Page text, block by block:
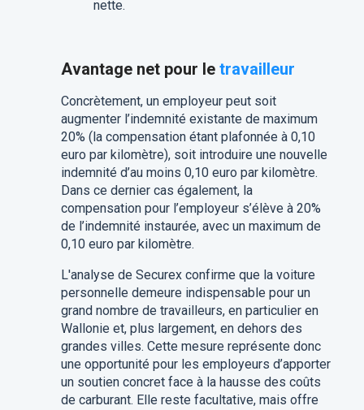
nette.
Avantage net pour le travailleur
Concrètement, un employeur peut soit
augmenter l’indemnité existante de maximum
20% (la compensation étant plafonnée à 0,10
euro par kilomètre), soit introduire une nouvelle
indemnité d’au moins 0,10 euro par kilomètre.
Dans ce dernier cas également, la
compensation pour l’employeur s’élève à 20%
de l’indemnité instaurée, avec un maximum de
0,10 euro par kilomètre.
L'analyse de Securex confirme que la voiture
personnelle demeure indispensable pour un
grand nombre de travailleurs, en particulier en
Wallonie et, plus largement, en dehors des
grandes villes. Cette mesure représente donc
une opportunité pour les employeurs d’apporter
un soutien concret face à la hausse des coûts
de carburant. Elle reste facultative, mais offre